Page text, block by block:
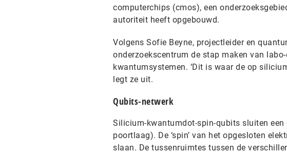
computerchips (cmos), een
autoriteit heeft opgebouwd.
Volgens Sofie Beyne, projectleider en
onderzoekscentrum de stap maken van
kwantumsystemen. ‘Dit is waar de op
legt ze uit.
Qubits-netwerk
Silicium-kwantumdot-spin-qubits sluiten
poortlaag). De ‘spin’ van het opgesloten
slaan. De tussenruimtes tussen de